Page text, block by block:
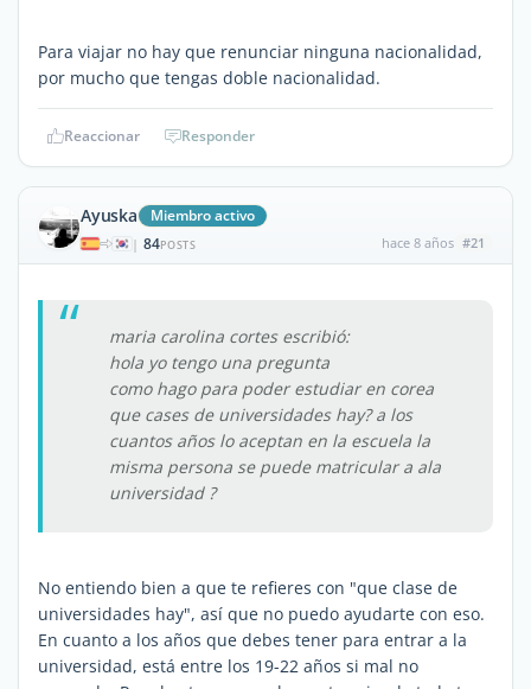
Para viajar no hay que renunciar ninguna nacionalidad,
por mucho que tengas doble nacionalidad.
Reaccionar Responder
Ayuska Miembro activo
| 84POSTS hace 8 años #21
maria carolina cortes escribió:
hola yo tengo una pregunta
como hago para poder estudiar en corea
que cases de universidades hay? a los
cuantos años lo aceptan en la escuela la
misma persona se puede matricular a ala
universidad ?
No entiendo bien a que te refieres con "que clase de
universidades hay", así que no puedo ayudarte con eso.
En cuanto a los años que debes tener para entrar a la
universidad, está entre los 19-22 años si mal no